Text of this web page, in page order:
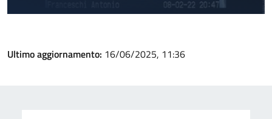
Ultimo aggiornamento: 16/06/2025, 11:36